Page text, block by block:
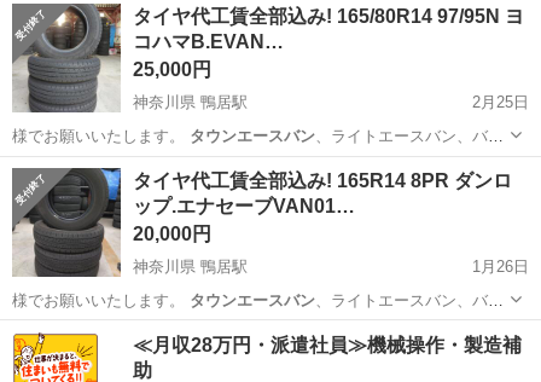
タイヤ代工賃全部込み! 165/80R14 97/95N ヨ
コハマB.EVAN…
25,000円
神奈川県 鴨居駅
2月25日
様でお願いいたします。 タウンエースバン、ライトエースバン、バネ
ットバン…
神奈川 横浜市 鴨居駅 タイヤ、ホイール
タイヤ代工賃全部込み! 165R14 8PR ダンロ
ップ.エナセーブVAN01…
20,000円
神奈川県 鴨居駅
1月26日
様でお願いいたします。 タウンエースバン、ライトエースバン、バネ
ットバン…
神奈川 横浜市 鴨居駅 タイヤ、ホイール タイヤ
≪月収28万円・派遣社員≫機械操作・製造補
助